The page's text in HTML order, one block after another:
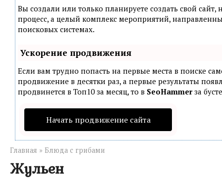
Вы создали или только планируете создать свой
процесс, а целый комплекс мероприятий,
поисковых системах.
Ускорение продвижения
Если вам трудно попасть на первые места в поиске
продвижение в десятки раз, а первые результаты
продвинется в Топ10 за месяц, то в SeoHammerза
Начать продвижение сайта
Главная » Блюда с грибами
Жульен